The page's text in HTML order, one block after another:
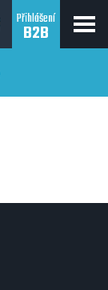
Přihlášení
B2B